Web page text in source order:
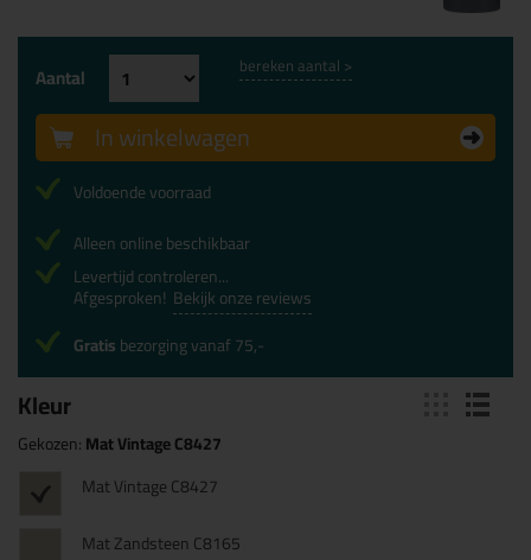
Kleur
Gekozen:Mat Vintage C8427
Mat Vintage C8427
Mat Zandsteen C8165
Aantal bereken aantal >
In winkelwagen
Voldoende voorraad
Alleen online beschikbaar
Levertijd controleren...
Afgesproken! Bekijk onze reviews
Gratisbezorging vanaf 75,-